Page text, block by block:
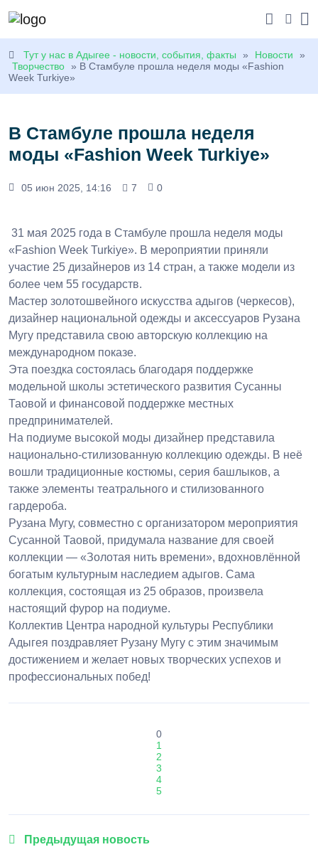
Тут у нас в Адыгее - новости, события, факты » Новости
»
Творчество » В Стамбуле прошла неделя моды «Fashion
Week Turkiye»
В Стамбуле прошла неделя
моды «Fashion Week Turkiye»
05 июн 2025, 14:16 7 0
31 мая 2025 года в Стамбуле прошла неделя моды
«Fashion Week Turkiye». В мероприятии приняли
участие 25 дизайнеров из 14 стран, а также модели из
более чем 55 государств.
Мастер золотошвейного искусства адыгов (черкесов),
дизайнер национальной одежды и аксессуаров Рузана
Мугу представила свою авторскую коллекцию на
международном показе.
Эта поездка состоялась благодаря поддержке
модельной школы эстетического развития Сусанны
Таовой и финансовой поддержке местных
предпринимателей.
На подиуме высокой моды дизайнер представила
национально-стилизованную коллекцию одежды. В неё
вошли традиционные костюмы, серия башлыков, а
также элементы театрального и стилизованного
гардероба.
Рузана Мугу, совместно с организатором мероприятия
Сусанной Таовой, придумала название для своей
коллекции — «Золотая нить времени», вдохновлённой
богатым культурным наследием адыгов. Сама
коллекция, состоящая из 25 образов, произвела
настоящий фурор на подиуме.
Коллектив Центра народной культуры Республики
Адыгея поздравляет Рузану Мугу с этим значимым
достижением и желает новых творческих успехов и
профессиональных побед!
0
1
2
3
4
5
Предыдущая новость